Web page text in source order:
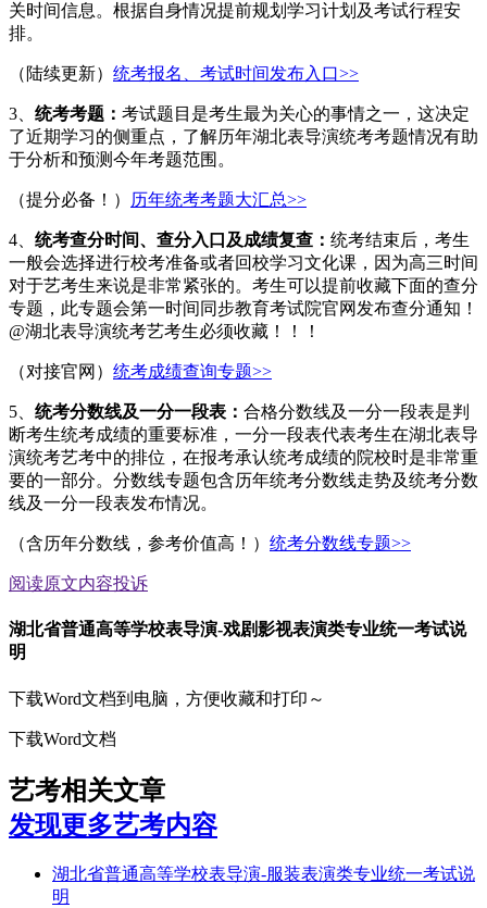
关时间信息。根据自身情况提前规划学习计划及考试行程安
排。
（陆续更新） 统考报名、考试时间发布入口>>
3、 统考考题： 考试题目是考生最为关心的事情之一，这决定
了近期学习的侧重点，了解历年湖北表导演统考考题情况有助
于分析和预测今年考题范围。
（提分必备！） 历年统考考题大汇总>>
4、 统考查分时间、查分入口及成绩复查： 统考结束后，考生
一般会选择进行校考准备或者回校学习文化课，因为高三时间
对于艺考生来说是非常紧张的。考生可以提前收藏下面的查分
专题，此专题会第一时间同步教育考试院官网发布查分通知！
@湖北表导演统考艺考生必须收藏！！！
（对接官网） 统考成绩查询专题>>
5、 统考分数线及一分一段表： 合格分数线及一分一段表是判
断考生统考成绩的重要标准，一分一段表代表考生在湖北表导
演统考艺考中的排位，在报考承认统考成绩的院校时是非常重
要的一部分。分数线专题包含历年统考分数线走势及统考分数
线及一分一段表发布情况。
（含历年分数线，参考价值高！） 统考分数线专题>>
阅读原文内容投诉
湖北省普通高等学校表导演-戏剧影视表演类专业统一考试说
明
下载Word文档到电脑，方便收藏和打印～
下载Word文档
艺考相关文章
发现更多艺考内容
湖北省普通高等学校表导演-服装表演类专业统一考试说
明